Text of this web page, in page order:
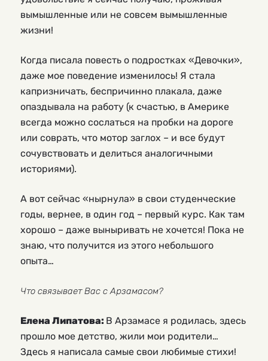
вымышленные или не совсем вымышленные
жизни!
Когда писала повесть о подростках «Девочки»,
даже мое поведение изменилось! Я стала
капризничать, беспричинно плакала, даже
опаздывала на работу (к счастью, в Америке
всегда можно сослаться на пробки на дороге
или соврать, что мотор заглох – и все будут
сочувствовать и делиться аналогичными
историями).
А вот сейчас «нырнула» в свои студенческие
годы, вернее, в один год – первый курс. Как там
хорошо – даже выныривать не хочется! Пока не
знаю, что получится из этого небольшого
опыта…
Что связывает Вас с Арзамасом?
Елена Липатова: В Арзамасе я родилась, здесь
прошло мое детство, жили мои родители…
Здесь я написала самые свои любимые стихи!